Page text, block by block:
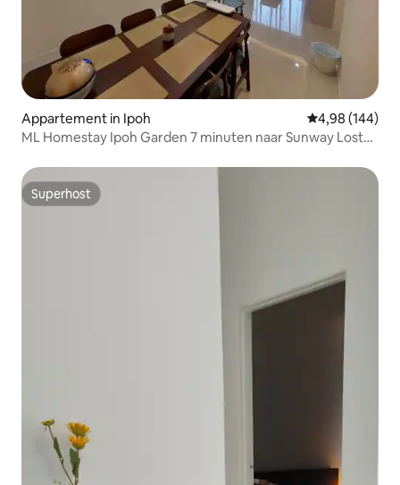
Appartement in Ipoh Gemiddelde
4,98 (144)
ML Homestay Ipoh Garden 7 minuten naar Sunway Lost
Superhost
Superhost